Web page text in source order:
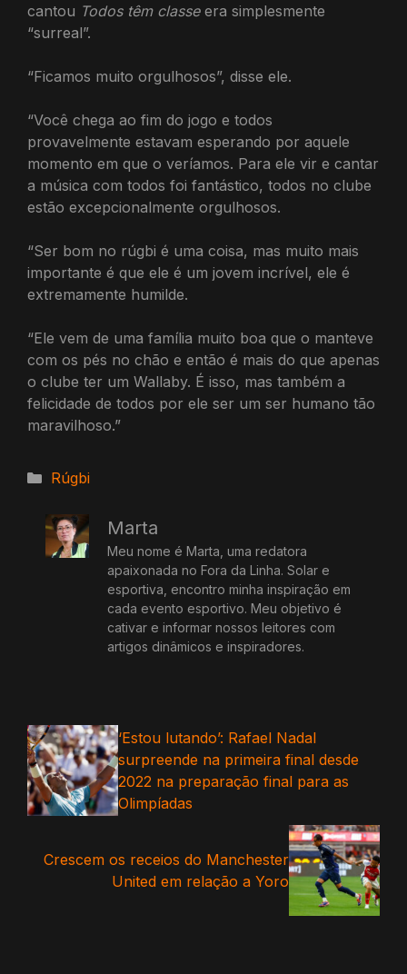
cantou Todos têm classeera simplesmente
“surreal”.
“Ficamos muito orgulhosos”, disse ele.
“Você chega ao fim do jogo e todos
provavelmente estavam esperando por aquele
momento em que o veríamos. Para ele vir e cantar
a música com todos foi fantástico, todos no clube
estão excepcionalmente orgulhosos.
“Ser bom no rúgbi é uma coisa, mas muito mais
importante é que ele é um jovem incrível, ele é
extremamente humilde.
“Ele vem de uma família muito boa que o manteve
com os pés no chão e então é mais do que apenas
o clube ter um Wallaby. É isso, mas também a
felicidade de todos por ele ser um ser humano tão
maravilhoso.”
Categorias
Rúgbi
Marta
Meu nome é Marta, uma redatora
apaixonada no Fora da Linha. Solar e
esportiva, encontro minha inspiração em
cada evento esportivo. Meu objetivo é
cativar e informar nossos leitores com
artigos dinâmicos e inspiradores.
‘Estou lutando’: Rafael Nadal
surpreende na primeira final desde
2022 na preparação final para as
Olimpíadas
Crescem os receios do Manchester
United em relação a Yoro